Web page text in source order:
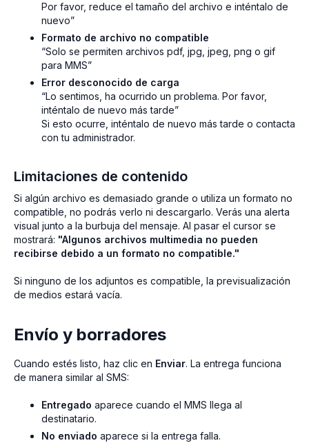
Por favor, reduce el tamaño del archivo e inténtalo de
nuevo”
Formato de archivo no compatible
“Solo se permiten archivos pdf, jpg, jpeg, png o gif
para MMS”
Error desconocido de carga
“Lo sentimos, ha ocurrido un problema. Por favor,
inténtalo de nuevo más tarde”
Si esto ocurre, inténtalo de nuevo más tarde o contacta
con tu administrador.
Limitaciones de contenido
Si algún archivo es demasiado grande o utiliza un formato no
compatible, no podrás verlo ni descargarlo. Verás una alerta
visual junto a la burbuja del mensaje. Al pasar el cursor se
mostrará: "Algunos archivos multimedia no pueden
recibirse debido a un formato no compatible."
Si ninguno de los adjuntos es compatible, la previsualización
de medios estará vacía.
Envío y borradores
Cuando estés listo, haz clic en Enviar. La entrega funciona
de manera similar al SMS:
Entregado aparece cuando el MMS llega al
destinatario.
No enviado aparece si la entrega falla.